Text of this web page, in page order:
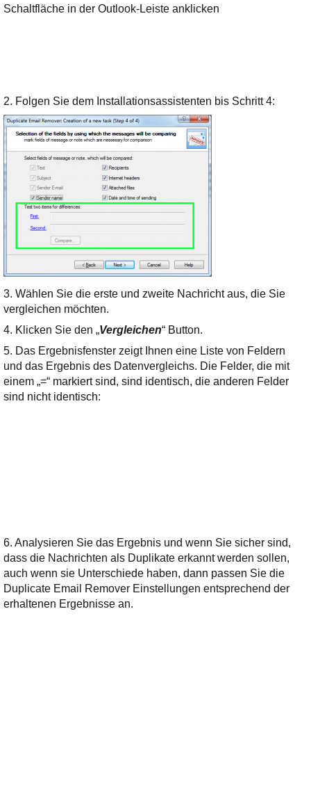
Schaltfläche in der Outlook-Leiste anklicken
2. Folgen Sie dem Installationsassistenten bis Schritt 4:
3. Wählen Sie die erste und zweite Nachricht aus, die Sie
vergleichen möchten.
4. Klicken Sie den „Vergleichen“ Button.
5. Das Ergebnisfenster zeigt Ihnen eine Liste von Feldern
und das Ergebnis des Datenvergleichs. Die Felder, die mit
einem „=“ markiert sind, sind identisch, die anderen Felder
sind nicht identisch:
6. Analysieren Sie das Ergebnis und wenn Sie sicher sind,
dass die Nachrichten als Duplikate erkannt werden sollen,
auch wenn sie Unterschiede haben, dann passen Sie die
Duplicate Email Remover Einstellungen entsprechend der
erhaltenen Ergebnisse an.